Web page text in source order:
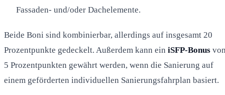
Fassaden- und/oder Dachelemente.
Beide Boni sind kombinierbar, allerdings auf insgesamt 20
Prozentpunkte gedeckelt. Außerdem kann ein iSFP-Bonus
5 Prozentpunkten gewährt werden, wenn die Sanierung auf
einem geförderten individuellen Sanierungsfahrplan basiert.